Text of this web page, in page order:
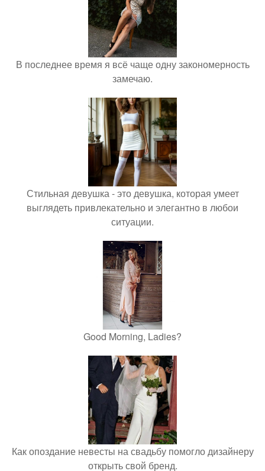
В последнее время я всё чаще одну закономерность
замечаю.
Стильная девушка - это девушка, которая умеет
выглядеть привлекательно и элегантно в любои
ситуации.
Good Morning, Ladies?
Как опоздание невесты на свадьбу помогло дизайнеру
открыть свой бренд.